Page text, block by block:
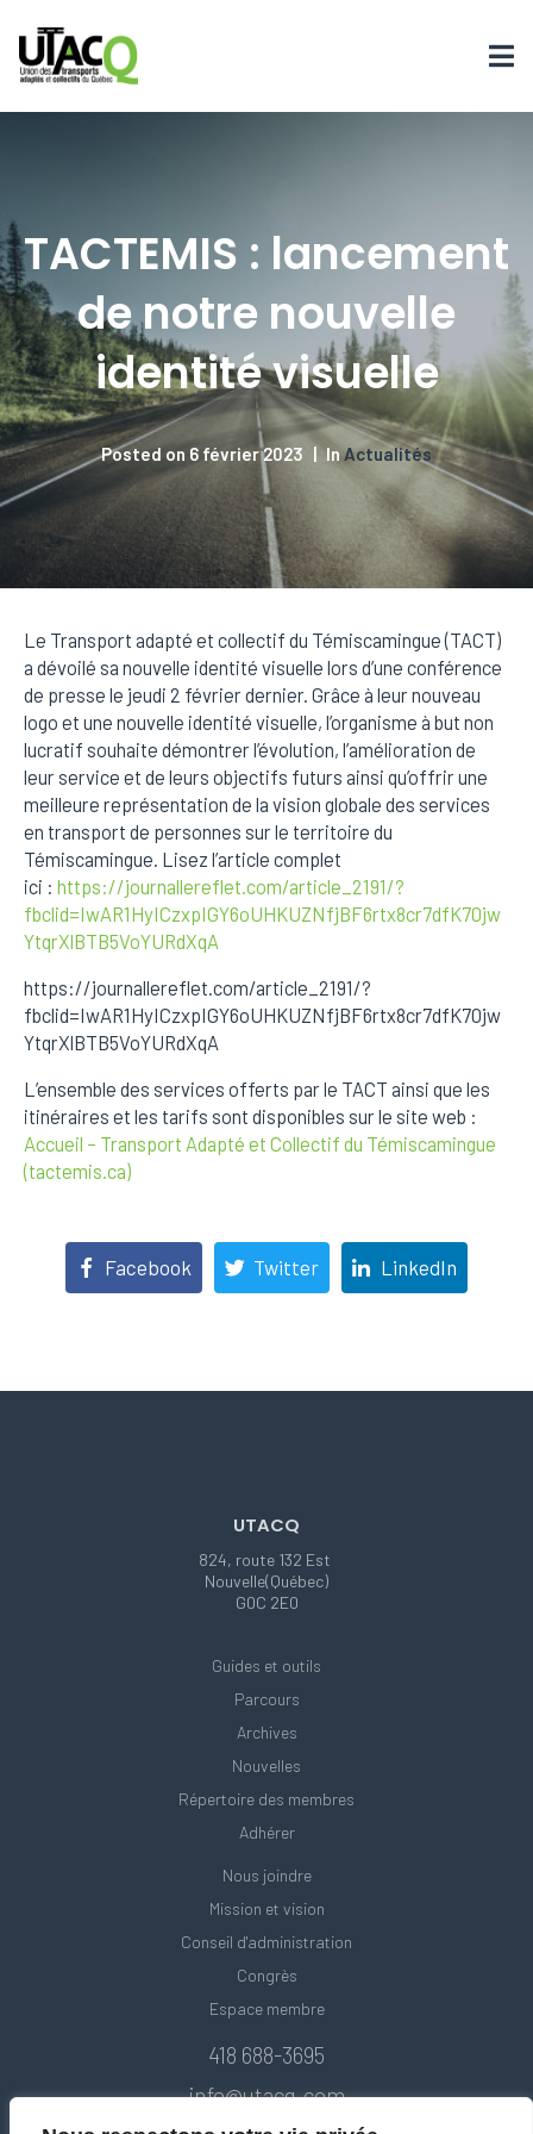
TACTEMIS : lancement
de notre nouvelle
identité visuelle
Posted on 6 février 2023 InActualités
Le Transport adapté et collectif du Témiscamingue (TACT)
a dévoilé sa nouvelle identité visuelle lors d’une conférence
de presse le jeudi 2 février dernier. Grâce à leur nouveau
logo et une nouvelle identité visuelle, l’organisme à but non
lucratif souhaite démontrer l’évolution, l’amélioration de
leur service et de leurs objectifs futurs ainsi qu’offrir une
meilleure représentation de la vision globale des services
en transport de personnes sur le territoire du
Témiscamingue. Lisez l’article complet
ici : https://journallereflet.com/article_2191/?
fbclid=IwAR1HyICzxpIGY6oUHKUZNfjBF6rtx8cr7dfK70jw
YtqrXlBTB5VoYURdXqA
https://journallereflet.com/article_2191/?
fbclid=IwAR1HyICzxpIGY6oUHKUZNfjBF6rtx8cr7dfK70jw
YtqrXlBTB5VoYURdXqA
L’ensemble des services offerts par le TACT ainsi que les
itinéraires et les tarifs sont disponibles sur le site web :
Accueil – Transport Adapté et Collectif du Témiscamingue
(tactemis.ca)
Facebook Twitter LinkedIn
UTACQ
824, route 132 Est
Nouvelle(Québec)
G0C 2E0
Guides et outils
Parcours
Archives
Nouvelles
Répertoire des membres
Adhérer
Nous joindre
Mission et vision
Conseil d'administration
Congrès
Espace membre
418 688-3695
info@utacq.com